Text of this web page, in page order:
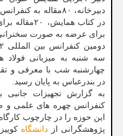
برای عرضه به صورت سخنرانی
سه شنبه به میزبانی
چهارشنبه شب با معرفی و
در بندرعباس به پایان رسید.
به گزارش تجهیزات جانبی
کنفرانس چهره های علمی و
این حوزه را در چارچوب
پژوهشگرانی از دانشگاه